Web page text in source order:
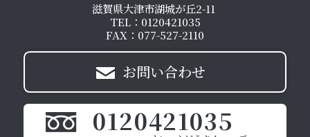
滋賀県大津市湖城が丘2-11
TEL：0120421035
FAX：077-527-2110
お問い合わせ
0120421035